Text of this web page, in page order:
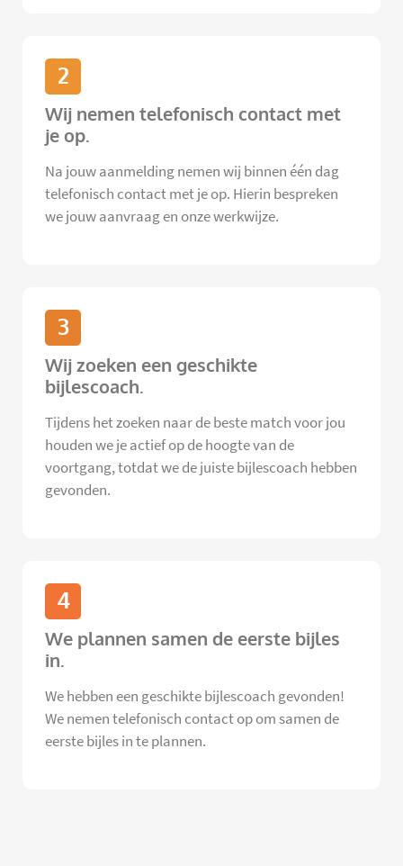
2
Wij nemen telefonisch contact met
je op.
Na jouw aanmelding nemen wij binnen één dag
telefonisch contact met je op. Hierin bespreken
we jouw aanvraag en onze werkwijze.
3
Wij zoeken een geschikte
bijlescoach.
Tijdens het zoeken naar de beste match voor jou
houden we je actief op de hoogte van de
voortgang, totdat we de juiste bijlescoach hebben
gevonden.
4
We plannen samen de eerste bijles
in.
We hebben een geschikte bijlescoach gevonden!
We nemen telefonisch contact op om samen de
eerste bijles in te plannen.